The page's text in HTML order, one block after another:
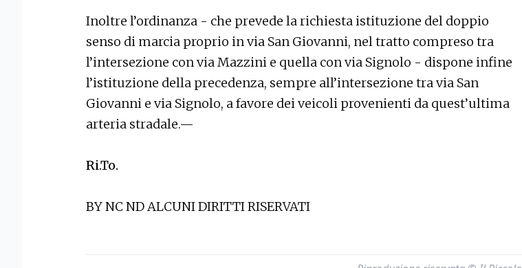
Inoltre l’ordinanza - che prevede la richiesta istituzione del doppio
senso di marcia proprio in via San Giovanni, nel tratto compreso tra
l’intersezione con via Mazzini e quella con via Signolo - dispone infine
l’istituzione della precedenza, sempre all’intersezione tra via San
Giovanni e via Signolo, a favore dei veicoli provenienti da quest’ultima
arteria stradale.—
Ri.To.
BY NC ND ALCUNI DIRITTI RISERVATI